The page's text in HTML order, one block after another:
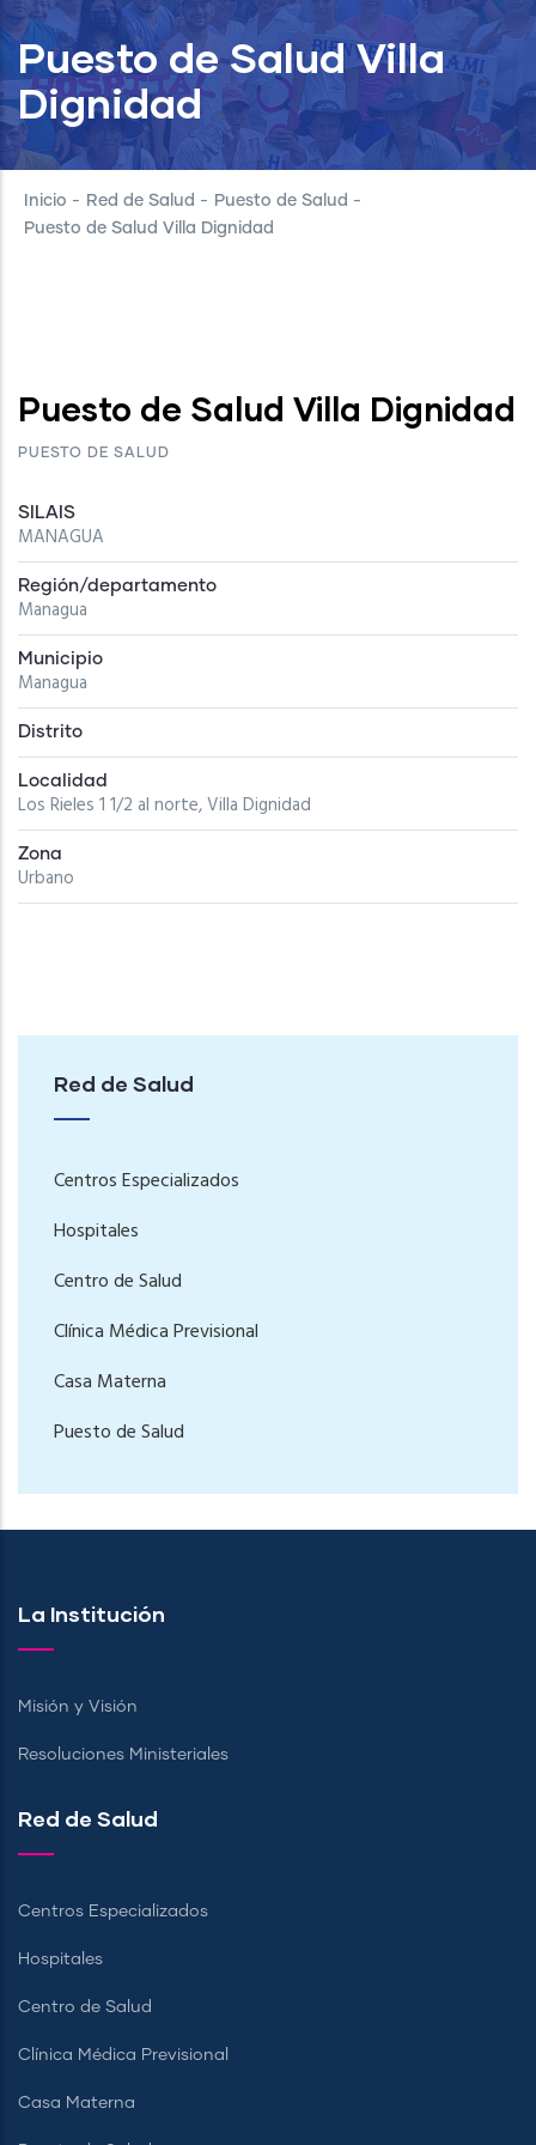
Puesto de Salud Villa
Dignidad
Inicio - Red de Salud - Puesto de Salud -
Puesto de Salud Villa Dignidad
Puesto de Salud Villa Dignidad
PUESTO DE SALUD
SILAIS
MANAGUA
Región/departamento
Managua
Municipio
Managua
Distrito
Localidad
Los Rieles 1 1/2 al norte, Villa Dignidad
Zona
Urbano
Red de Salud
Centros Especializados
Hospitales
Centro de Salud
Clínica Médica Previsional
Casa Materna
Puesto de Salud
La Institución
Misión y Visión
Resoluciones Ministeriales
Red de Salud
Centros Especializados
Hospitales
Centro de Salud
Clínica Médica Previsional
Casa Materna